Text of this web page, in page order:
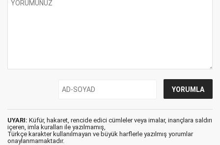
UYARI: Küfür, hakaret, rencide edici cümleler veya imalar, inançlara saldırı
içeren, imla kuralları ile yazılmamış,
Türkçe karakter kullanılmayan ve büyük harflerle yazılmış yorumlar
onaylanmamaktadır.